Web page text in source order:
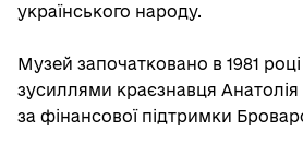
українського народу.
Музей започатковано в 1981 році
зусиллями краєзнавця
за фінансової підтримки